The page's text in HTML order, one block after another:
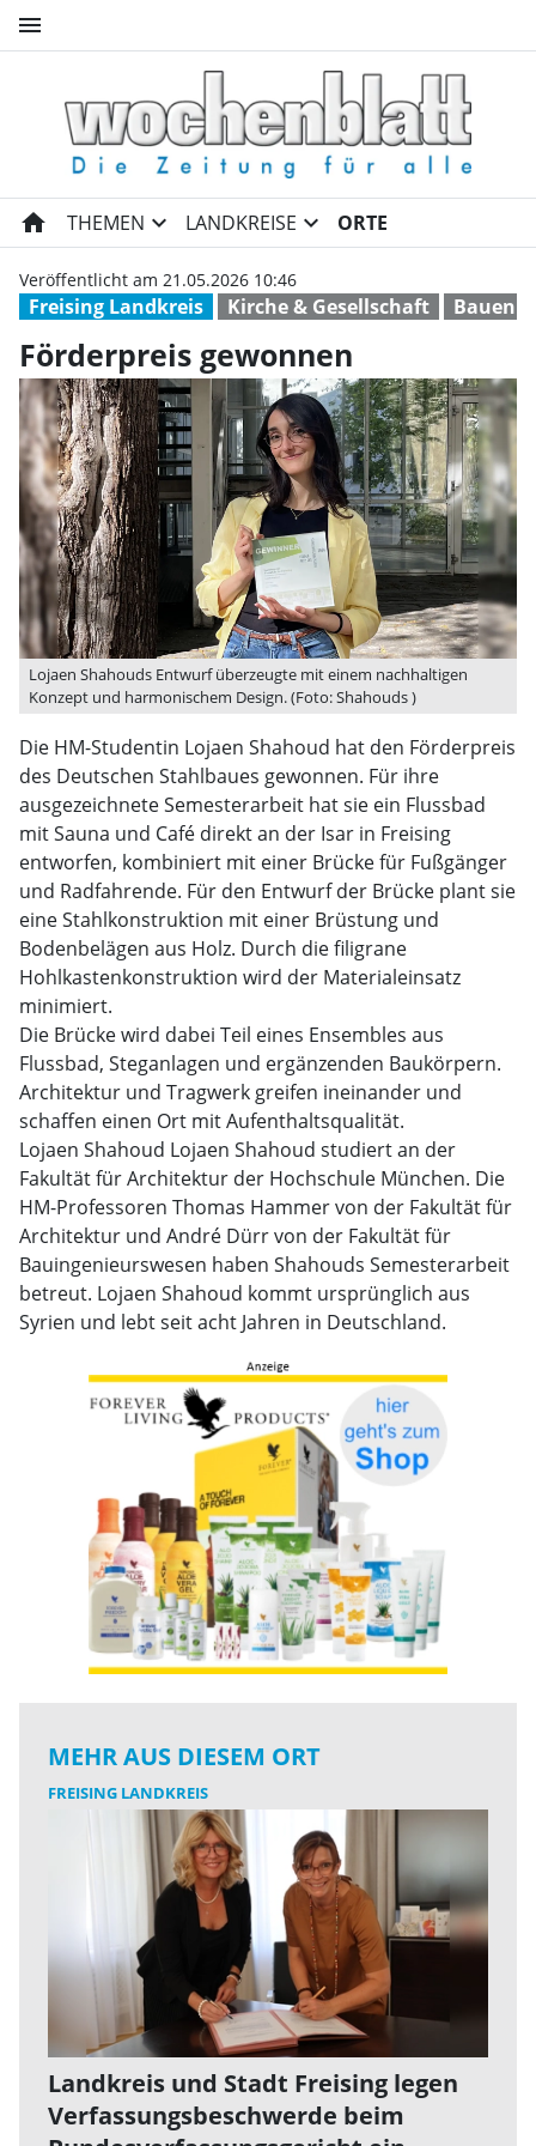
menu
Förderpreis gewonnen |
home THEMEN expand_more LANDKREISE expand_more ORTE
Freising Landkreis Kirche & Gesellschaft Bauen
Veröffentlicht am 21.05.2026 10:46
Förderpreis gewonnen
Lojaen Shahouds Entwurf überzeugte mit einem nachhaltigen
Konzept und harmonischem Design. (Foto: Shahouds )
Die HM-Studentin Lojaen Shahoud hat den Förderpreis
des Deutschen Stahlbaues gewonnen. Für ihre
ausgezeichnete Semesterarbeit hat sie ein Flussbad
mit Sauna und Café direkt an der Isar in Freising
entworfen, kombiniert mit einer Brücke für Fußgänger
und Radfahrende. Für den Entwurf der Brücke plant sie
eine Stahlkonstruktion mit einer Brüstung und
Bodenbelägen aus Holz. Durch die filigrane
Hohlkastenkonstruktion wird der Materialeinsatz
minimiert.
Die Brücke wird dabei Teil eines Ensembles aus
Flussbad, Steganlagen und ergänzenden Baukörpern.
Architektur und Tragwerk greifen ineinander und
schaffen einen Ort mit Aufenthaltsqualität.
Lojaen Shahoud Lojaen Shahoud studiert an der
Fakultät für Architektur der Hochschule München. Die
HM-Professoren Thomas Hammer von der Fakultät für
Architektur und André Dürr von der Fakultät für
Bauingenieurswesen haben Shahouds Semesterarbeit
betreut. Lojaen Shahoud kommt ursprünglich aus
Syrien und lebt seit acht Jahren in Deutschland.
MEHR AUS DIESEM ORT
FREISING LANDKREIS
Landkreis und Stadt Freising legen
Verfassungsbeschwerde beim